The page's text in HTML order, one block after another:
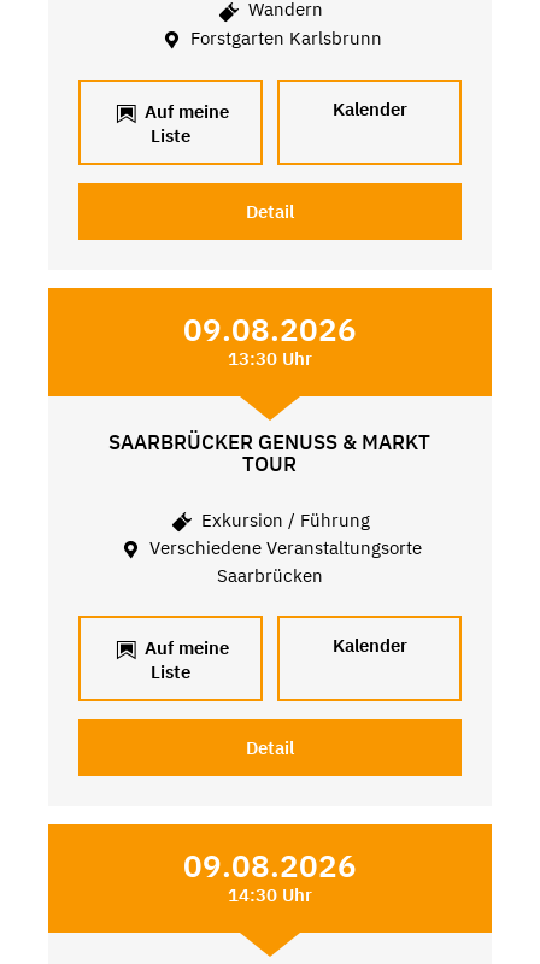
Wandern
Forstgarten Karlsbrunn
Auf meine
Liste
Kalender
Detail
09.08.2026
13:30 Uhr
SAARBRÜCKER GENUSS & MARKT
TOUR
Exkursion / Führung
Verschiedene Veranstaltungsorte
Saarbrücken
Auf meine
Liste
Kalender
Detail
09.08.2026
14:30 Uhr